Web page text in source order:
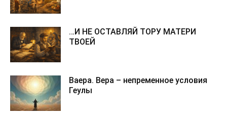
…И НЕ ОСТАВЛЯЙ ТОРУ МАТЕРИ
ТВОЕЙ
Ваера. Вера – непременное условия
Геулы